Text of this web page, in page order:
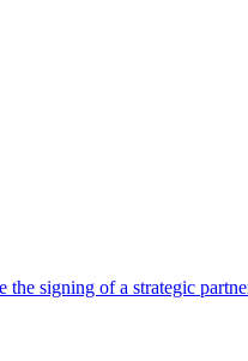
signing of a strategic